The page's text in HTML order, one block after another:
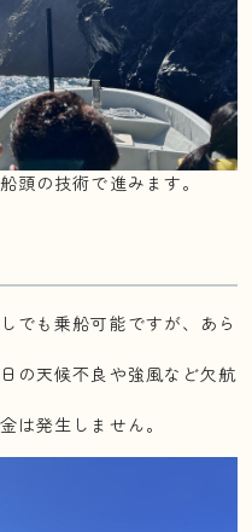
頭の技術で進みます。
でも乗船可能ですが、あら
の天候不良や強風など欠航
は発生しません。